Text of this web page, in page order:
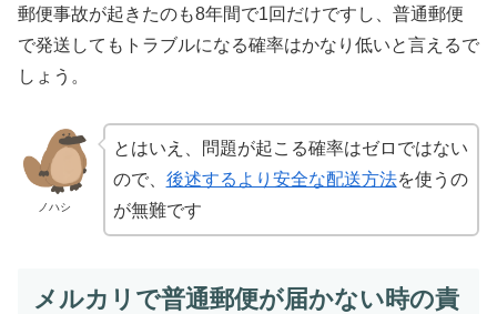
郵便事故が起きたのも8年間で1回だけですし、普通郵便
で発送してもトラブルになる確率はかなり低いと言えるで
しょう。
ノハシ
とはいえ、問題が起こる確率はゼロではない
ので、 後述するより安全な配送方法を使うの
が無難です
メルカリで普通郵便が届かない時の責